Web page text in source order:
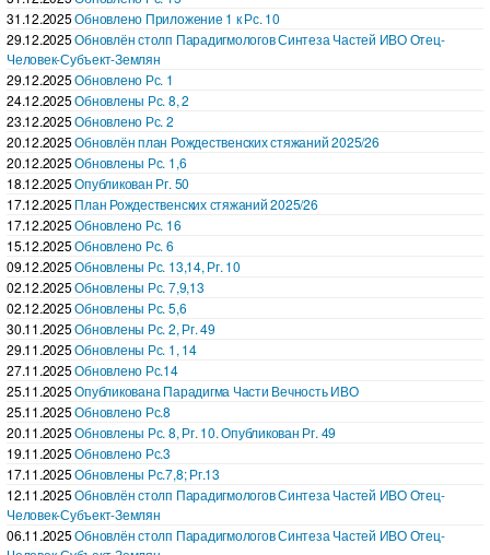
31.12.2025Обновлено Приложение 1 к Рс. 10
29.12.2025Обновлён столп Парадигмологов Синтеза Частей ИВО Отец-
Человек-Субъект-Землян
29.12.2025Обновлено Рс. 1
24.12.2025Обновлены Рс. 8, 2
23.12.2025Обновлено Рс. 2
20.12.2025Обновлён план Рождественских стяжаний 2025/26
20.12.2025Обновлены Рс. 1,6
18.12.2025Опубликован Рг. 50
17.12.2025 План Рождественских стяжаний 2025/26
17.12.2025Обновлено Рс. 16
15.12.2025Обновлено Рс. 6
09.12.2025Обновлены Рс. 13,14, Рг. 10
02.12.2025Обновлены Рс. 7,9,13
02.12.2025Обновлены Рс. 5,6
30.11.2025Обновлены Рс. 2, Рг. 49
29.11.2025Обновлены Рс. 1, 14
27.11.2025Обновлено Рс.14
25.11.2025Опубликована Парадигма Части Вечность ИВО
25.11.2025Обновлено Рс.8
20.11.2025Обновлены Рс. 8, Рг. 10. Опубликован Рг. 49
19.11.2025Обновлено Рс.3
17.11.2025Обновлены Рс.7,8; Рг.13
12.11.2025Обновлён столп Парадигмологов Синтеза Частей ИВО Отец-
Человек-Субъект-Землян
06.11.2025Обновлён столп Парадигмологов Синтеза Частей ИВО Отец-